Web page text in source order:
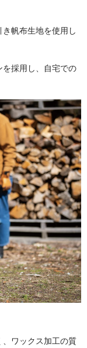
帆布生地を使用し
採用し、自宅での
、ワックス加工の質